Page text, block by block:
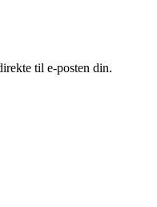
til e-posten din.